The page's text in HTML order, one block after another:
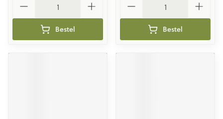
Bestel Bestel